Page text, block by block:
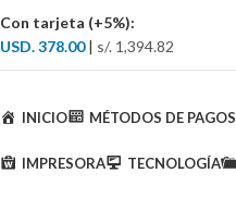
Con tarjeta (+5%):
USD. 378.00| s/. 1,394.82
INICIO MÉTODOS DE PAGOS
IMPRESORA TECNOLOGÍA